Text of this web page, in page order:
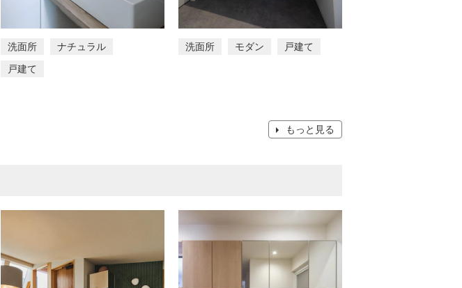
洗面所
ナチュラル
戸建て
洗面所 モダン 戸建て
もっと見る